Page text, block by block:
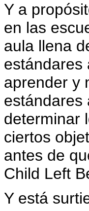
Y a
en las
aula llena
estándares
aprender y
estándares
determinar
ciertos
antes de
Child Left
Y está